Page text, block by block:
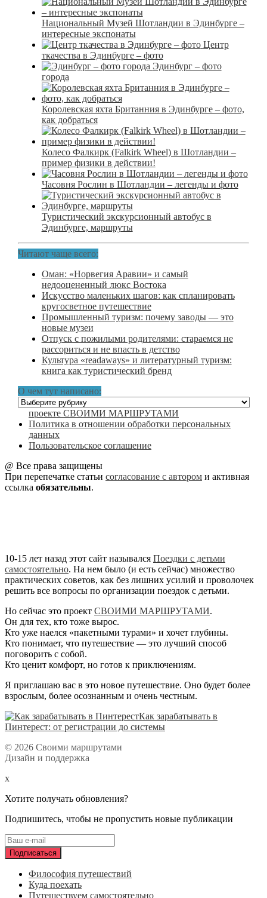
Национальный Музей Шотландии в Эдинбурге –
интересные экспонаты
Центр
ткачества в Эдинбурге – фото
Эдинбург – фото
города
Королевская яхта Британния в Эдинбурге – фото,
как добраться
Колесо Фалкирк (Falkirk Wheel) в Шотландии –
пример физики в действии!
Часовня Рослин в Шотландии – легенды и фото
Туристический экскурсионный автобус в
Эдинбурге, маршруты
Читают чаще всего:
Оман: «Норвегия Аравии» и самый
недооцененный люкс Востока
Искусство маленьких шагов: как спланировать
кругосветное путешествие
Промышленный туризм: почему заводы — это
новые музеи
Отпуск с пожилыми родителями: стараемся не
рассориться и не впасть в детство
Культура «readaways» и литературный туризм:
книга как туристический бренд
О чем тут написано:
О
чем
тут
написано:
проекте СВОИМИ МАРШРУТАМИ
Политика в отношении обработки персональных
данных
Пользовательское соглашение
@ Все права защищены
При перепечатке статьи согласование с автором и активная
ссылка обязательны.
10-15 лет назад этот сайт назывался Поездки с детьми
самостоятельно. На нем было (и есть сейчас) множество
практических советов, как без лишних усилий и проволочек
решить все вопросы по организации поездок с детьми.
Но сейчас это проект СВОИМИ МАРШРУТАМИ.
Он для тех, кто тоже вырос.
Кто уже наелся «пакетными турами» и хочет глубины.
Кто понимает, что путешествие — это лучший способ
поговорить с собой.
Кто ценит комфорт, но готов к приключениям.
Я приглашаю вас в это новое путешествие. Оно будет более
взрослым, более осознанным и очень честным.
Как зарабатывать в
Пинтерест: от регистрации до системы
© 2026 Своими маршрутами
Дизайн и поддержка
x
Хотите получать обновления?
Подпишитесь, чтобы не пропустить новые публикации
Философия путешествий
Куда поехать
Путешествуем самостоятельно